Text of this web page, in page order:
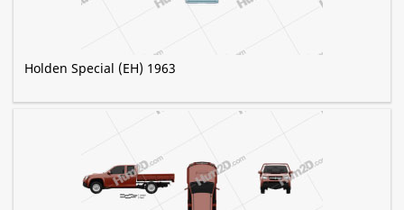
Holden Special (EH) 1963